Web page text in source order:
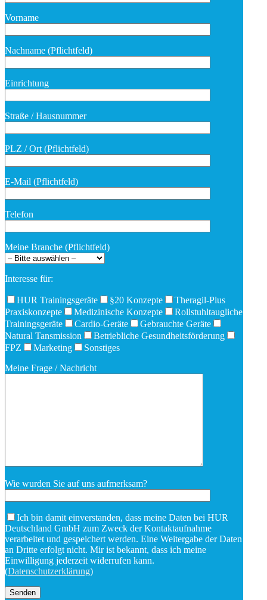
Vorname
Nachname (Pflichtfeld)
Einrichtung
Straße / Hausnummer
PLZ / Ort (Pflichtfeld)
E-Mail (Pflichtfeld)
Telefon
Meine Branche (Pflichtfeld)
Interesse für:
HUR Trainingsgeräte §20 Konzepte
Theragil-Plus
Praxiskonzepte
Medizinische Konzepte
Rollstuhltaugliche
Trainingsgeräte
Cardio-Geräte
Gebrauchte Geräte
Natural Tansmission
Betriebliche Gesundheitsförderung
FPZ
Marketing
Sonstiges
Meine Frage / Nachricht
Wie wurden Sie auf uns aufmerksam?
Ich bin damit einverstanden, dass meine Daten bei HUR
Deutschland GmbH zum Zweck der Kontaktaufnahme
verarbeitet und gespeichert werden. Eine Weitergabe der Daten
an Dritte erfolgt nicht. Mir ist bekannt, dass ich meine
Einwilligung jederzeit widerrufen kann.
(Datenschutzerklärung)